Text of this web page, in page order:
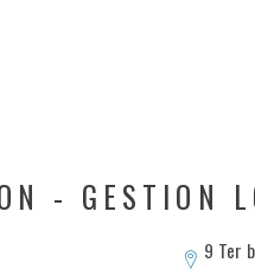
- GESTION
9 Ter